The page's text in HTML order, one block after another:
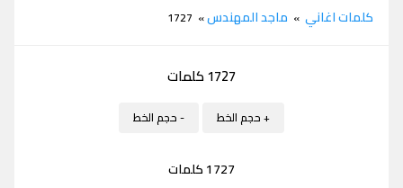
كلمات اغاني » ماجد المهندس» 1727
1727 كلمات
+ حجم الخط - حجم الخط
1727 كلمات